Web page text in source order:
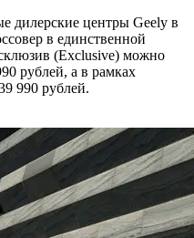
дилерские центры Geely в
в единственной
(Exclusive) можно
рублей, а в рамках
990 рублей.